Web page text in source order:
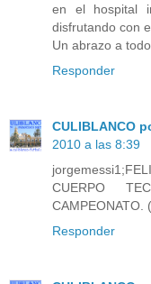
en el hospital
disfrutando con
Un abrazo a
Responder
CULIBLANCO
2010 a las 8:39
CUERPO
CAMPEONATO.
Responder